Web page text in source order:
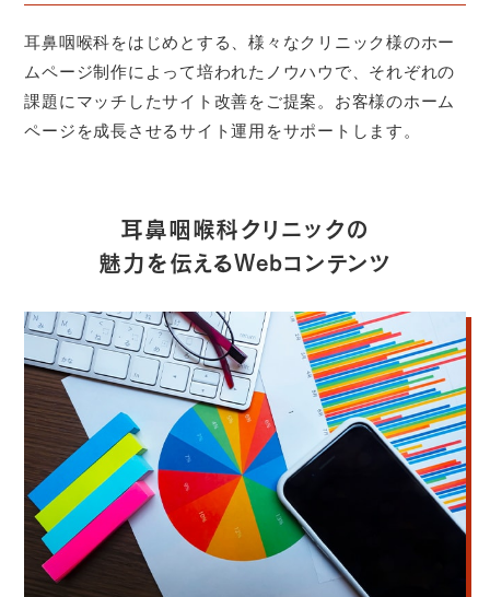
耳鼻咽喉科をはじめとする、様々なクリニック様のホー
ムページ制作によって培われたノウハウで、それぞれの
課題にマッチしたサイト改善をご提案。お客様のホーム
ページを成長させるサイト運用をサポートします。
耳鼻咽喉科クリニックの
魅力を伝えるWebコンテンツ